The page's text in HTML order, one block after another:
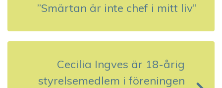
g
”Smärtan är inte chef i mitt liv”
Cecilia Ingves är 18-årig
styrelsemedlem i föreningen